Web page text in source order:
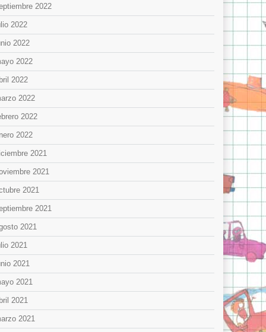
2022
2022
2022
2022
2022
2022
2022
2022
2021
2021
2021
2021
2021
2021
2021
2021
2021
2021